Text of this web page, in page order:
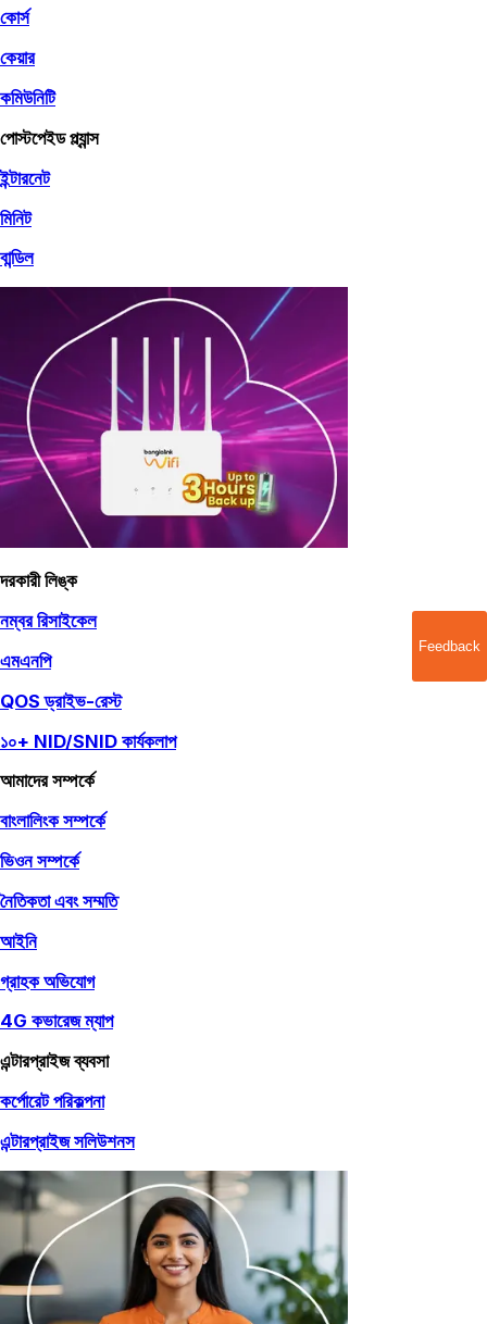
কোর্স
কেয়ার
কমিউনিটি
পোস্টপেইড প্ল্যান্স
ইন্টারনেট
মিনিট
বান্ডিল
দরকারী লিঙ্ক
নম্বর রিসাইকেল
এমএনপি
QOS ড্রাইভ-রেস্ট
১০+ NID/SNID কার্যকলাপ
আমাদের সম্পর্কে
বাংলালিংক সম্পর্কে
ভিওন সম্পর্কে
নৈতিকতা এবং সম্মতি
আইনি
গ্রাহক অভিযোগ
4G কভারেজ ম্যাপ
এন্টারপ্রাইজ ব্যবসা
কর্পোরেট পরিকল্পনা
এন্টারপ্রাইজ সলিউশনস
Feedback